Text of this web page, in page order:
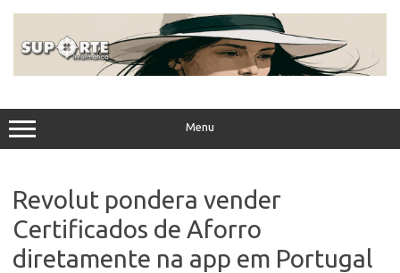
Menu
Revolut pondera vender
Certificados de Aforro
diretamente na app em Portugal